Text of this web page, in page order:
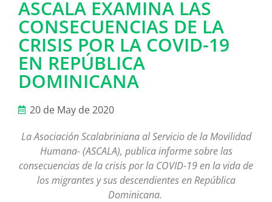
ASCALA EXAMINA LAS
CONSECUENCIAS DE LA
CRISIS POR LA COVID-19
EN REPÚBLICA
DOMINICANA
20 de May de 2020
La Asociación Scalabriniana al Servicio de la Movilidad
Humana- (ASCALA), publica informe sobre las
consecuencias de la crisis por la COVID-19 en la vida de
los migrantes y sus descendientes en República
Dominicana.